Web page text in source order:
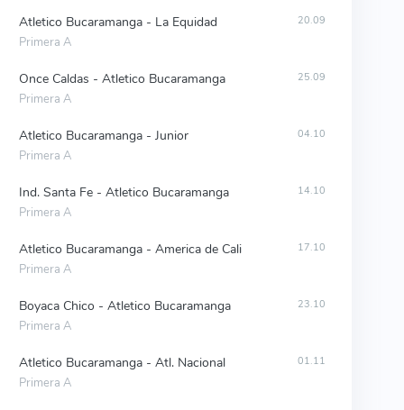
Atletico Bucaramanga - La Equidad
Primera A
20.09
Once Caldas - Atletico Bucaramanga
Primera A
25.09
Atletico Bucaramanga - Junior
Primera A
04.10
Ind. Santa Fe - Atletico Bucaramanga
Primera A
14.10
Atletico Bucaramanga - America de Cali
Primera A
17.10
Boyaca Chico - Atletico Bucaramanga
Primera A
23.10
Atletico Bucaramanga - Atl. Nacional
Primera A
01.11